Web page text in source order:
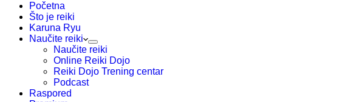
Početna
Što je reiki
Karuna Ryu
Naučite reiki
Naučite reiki
Online Reiki Dojo
Reiki Dojo Trening centar
Podcast
Raspored